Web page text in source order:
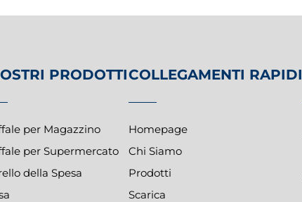
PRODOTTI
per Magazzino
per Supermercato
della Spesa
COLLEGAMENTI RAPIDI
Homepage
Chi Siamo
Prodotti
Scarica